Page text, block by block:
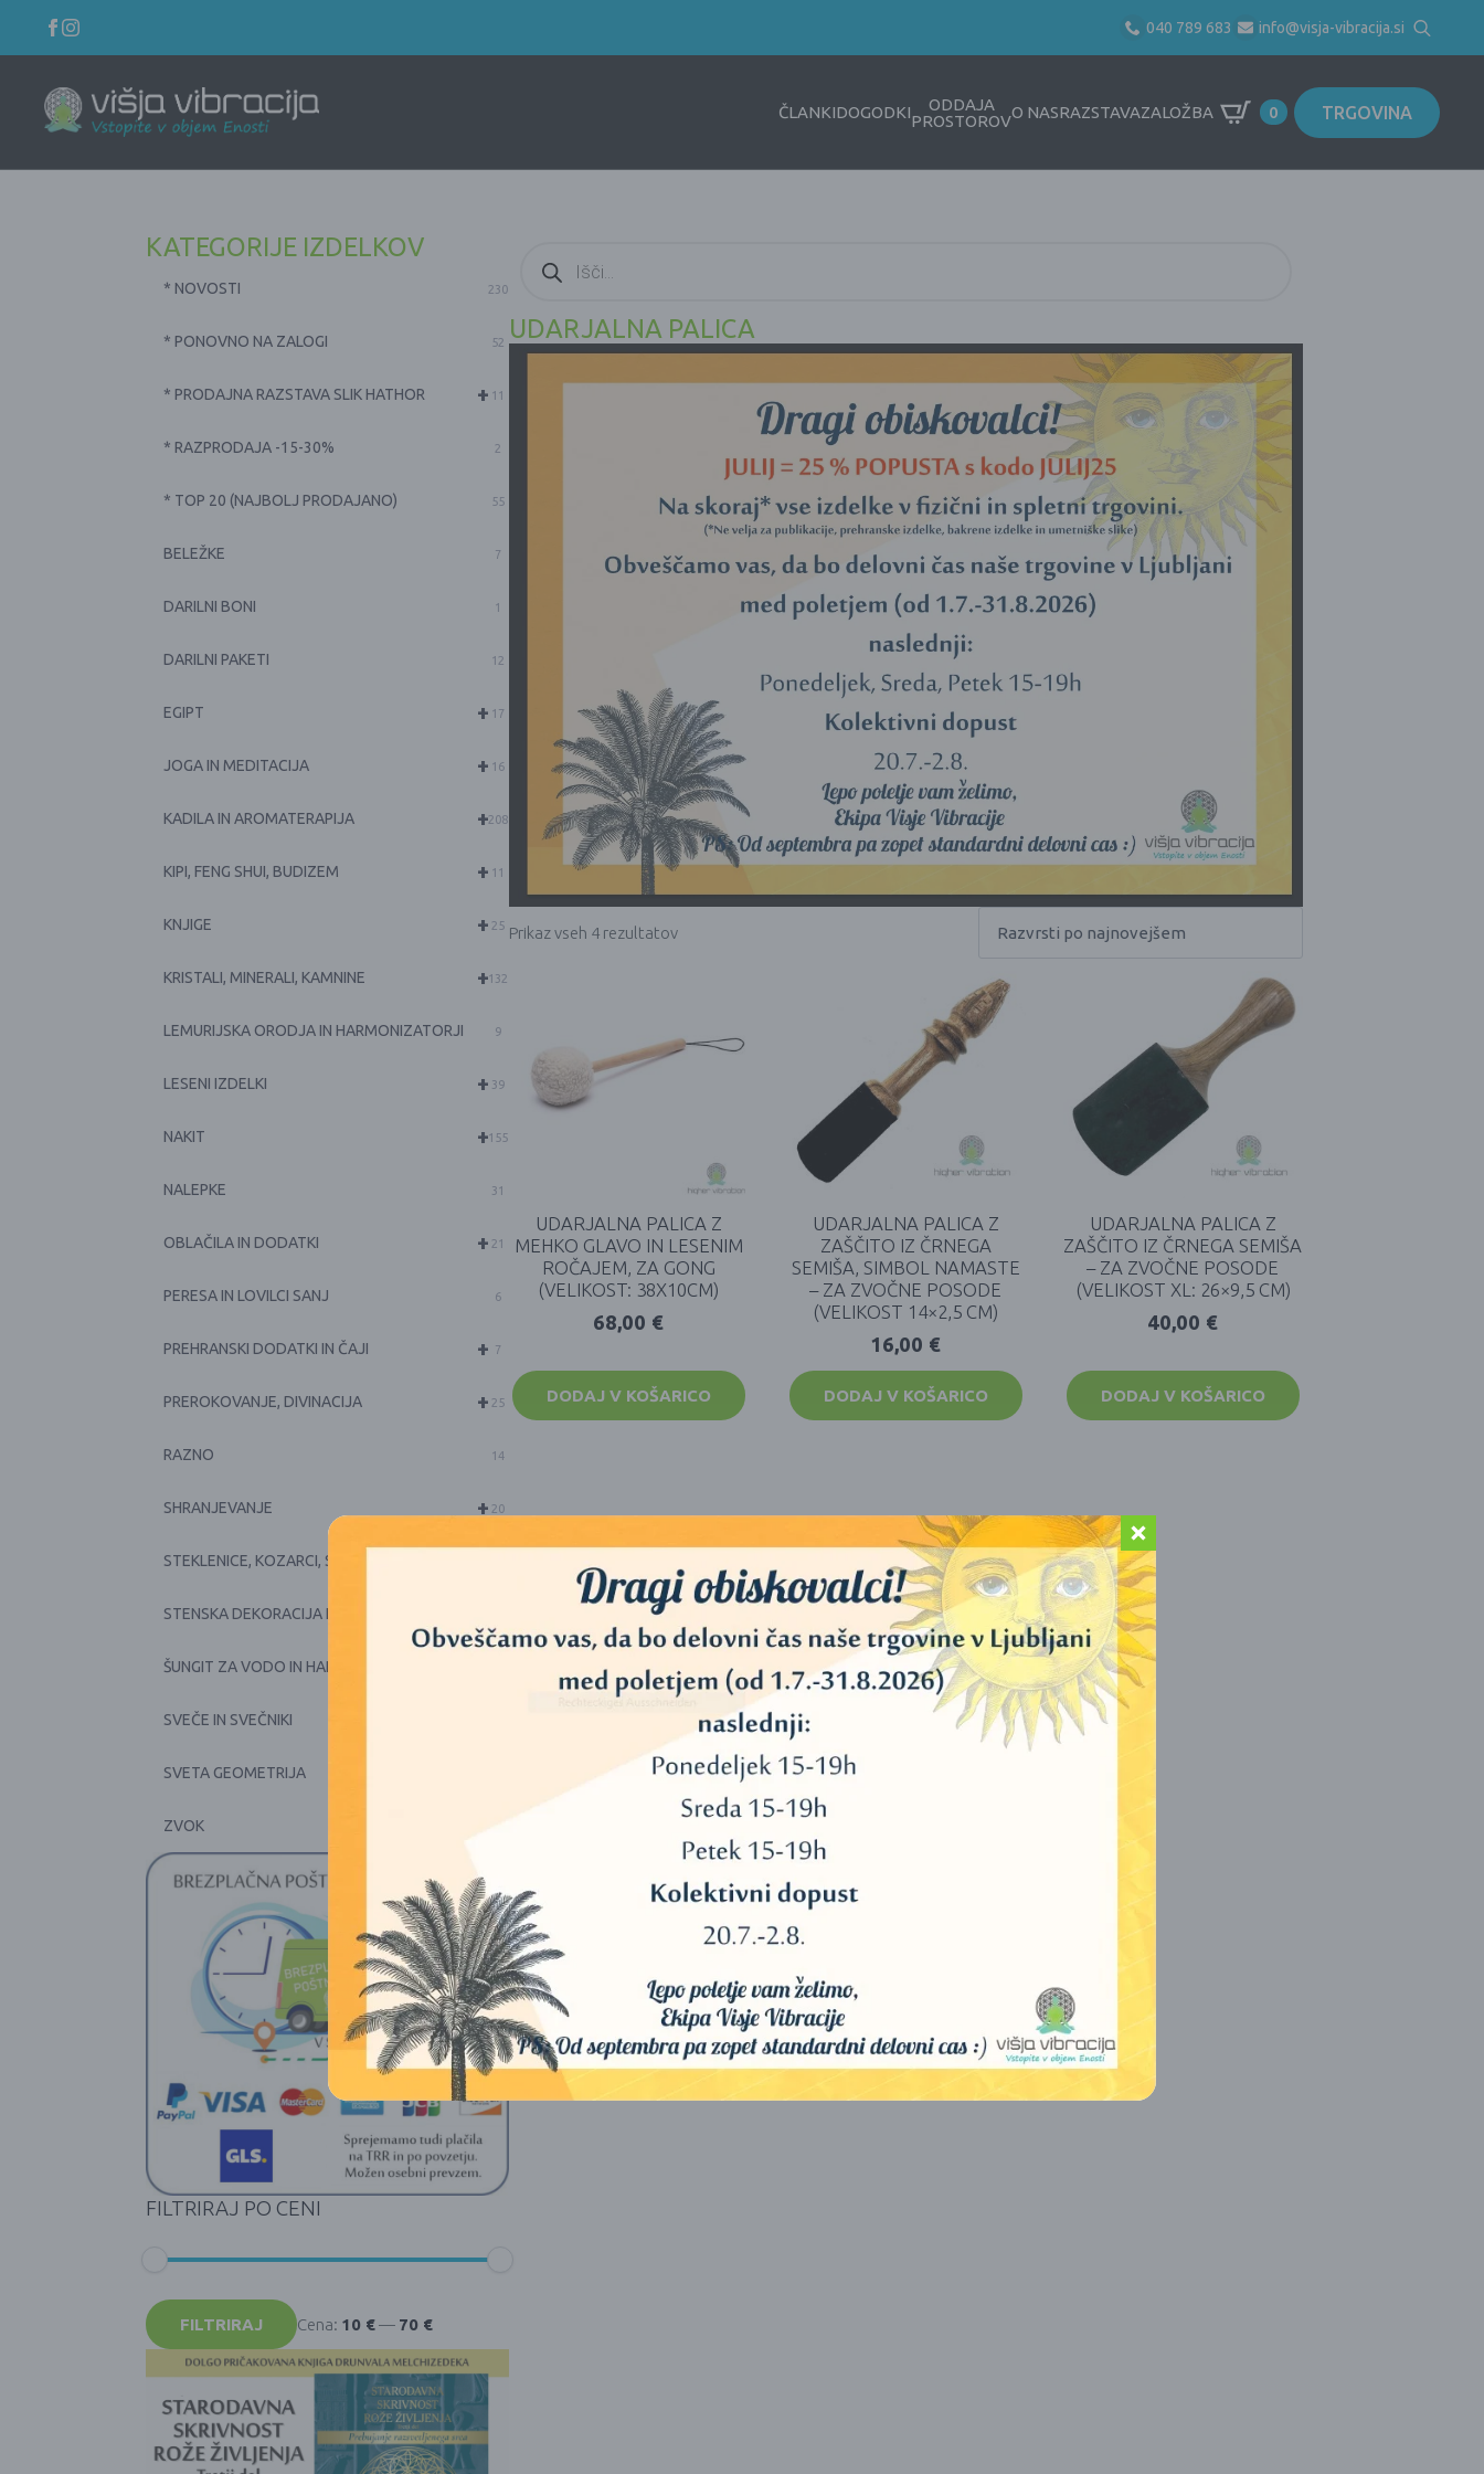
040 789 683 info@visja-vibracija.si
Search
for:
ČLANKIDOGODKI
ODDAJA
PROSTOROVO NASRAZSTAVAZALOŽBA 0 TRGOVINA
KATEGORIJE IZDELKOV
* NOVOSTI 230
* PONOVNO NA ZALOGI 52
+
* PRODAJNA RAZSTAVA SLIK HATHOR 11
* RAZPRODAJA -15-30% 2
* TOP 20 (NAJBOLJ PRODAJANO) 55
BELEŽKE 7
DARILNI BONI 1
DARILNI PAKETI 12
+
EGIPT 17
+
JOGA IN MEDITACIJA 16
+
KADILA IN AROMATERAPIJA 208
+
KIPI, FENG SHUI, BUDIZEM 11
+
KNJIGE 25
+
KRISTALI, MINERALI, KAMNINE 132
LEMURIJSKA ORODJA IN HARMONIZATORJI 9
+
LESENI IZDELKI 39
+
NAKIT 155
NALEPKE 31
+
OBLAČILA IN DODATKI 21
PERESA IN LOVILCI SANJ 6
+
PREHRANSKI DODATKI IN ČAJI 7
+
PREROKOVANJE, DIVINACIJA 25
RAZNO 14
+
SHRANJEVANJE 20
STEKLENICE, KOZARCI, SKODELICE, POSODE
STENSKA DEKORACIJA IN PRTI
ŠUNGIT ZA VODO IN HARMONIJO
SVEČE IN SVEČNIKI
SVETA GEOMETRIJA
+
ZVOK 113
FILTRIRAJ PO CENI
Min
cena
Max
cena FILTRIRAJ Cena: 10 €— 70 €
search
UDARJALNA PALICA
Prikaz vseh 4 rezultatov
UDARJALNA PALICA Z
MEHKO GLAVO IN LESENIM
ROČAJEM, ZA GONG
(VELIKOST: 38X10CM)
68,00 €
DODAJ V KOŠARICO
UDARJALNA PALICA Z
ZAŠČITO IZ ČRNEGA
SEMIŠA, SIMBOL NAMASTE
– ZA ZVOČNE POSODE
(VELIKOST 14×2,5 CM)
16,00 €
DODAJ V KOŠARICO
UDARJALNA PALICA Z
ZAŠČITO IZ ČRNEGA SEMIŠA
– ZA ZVOČNE POSODE
(VELIKOST XL: 26×9,5 CM)
40,00 €
DODAJ V KOŠARICO
UDARJALNA PALICA Z
VOLNENO ZAŠČITO – ZA
ZVOČNE POSODE
DODAJ V KOŠARICO